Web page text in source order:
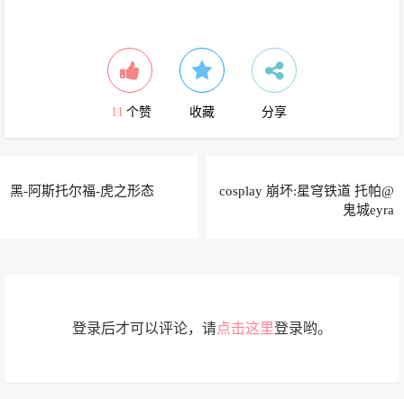
11 个赞 收藏 分享
黑-阿斯托尔福-虎之形态
cosplay 崩坏:星穹铁道 托帕@
鬼城eyra
登录后才可以评论，请点击这里登录哟。